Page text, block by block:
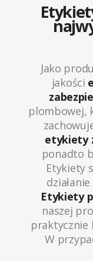
Jako
jakości
plombowej,
etykiety
ponadto
Etykiety
Etykiety
naszej
praktycznie
W